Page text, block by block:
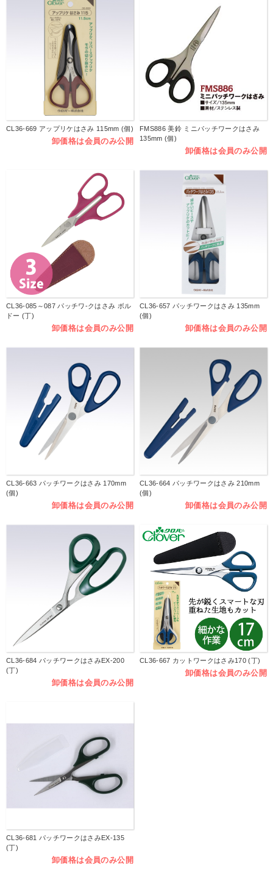
CL36-669 アップリケはさみ 115mm (個)
卸価格は会員のみ公開
FMS886 美鈴 ミニパッチワークはさみ
135mm (個)
卸価格は会員のみ公開
CL36-085～087 パッチワ-クはさみ ボル
ドー (丁)
卸価格は会員のみ公開
CL36-657 パッチワークはさみ 135mm
(個)
卸価格は会員のみ公開
CL36-663 パッチワークはさみ 170mm
(個)
卸価格は会員のみ公開
CL36-664 パッチワークはさみ 210mm
(個)
卸価格は会員のみ公開
CL36-684 パッチワークはさみEX-200
(丁)
卸価格は会員のみ公開
CL36-667 カットワークはさみ170 (丁)
卸価格は会員のみ公開
CL36-681 パッチワークはさみEX-135
(丁)
卸価格は会員のみ公開